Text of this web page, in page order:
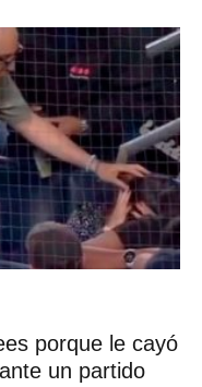
porque le cayó
un partido